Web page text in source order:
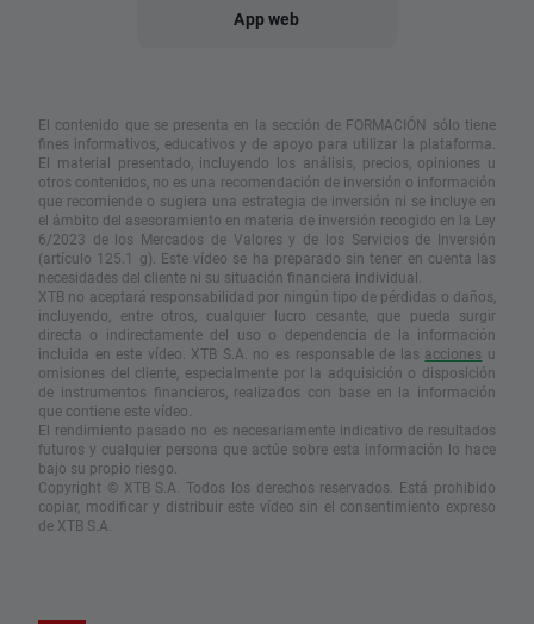
App web
El contenido que se presenta en la sección de FORMACIÓN sólo tiene
fines informativos, educativos y de apoyo para utilizar la plataforma.
El material presentado, incluyendo los análisis, precios, opiniones u
otros contenidos, no es una recomendación de inversión o información
que recomiende o sugiera una estrategia de inversión ni se incluye en
el ámbito del asesoramiento en materia de inversión recogido en la Ley
6/2023 de los Mercados de Valores y de los Servicios de Inversión
(artículo 125.1 g). Este vídeo se ha preparado sin tener en cuenta las
necesidades del cliente ni su situación financiera individual.
XTB no aceptará responsabilidad por ningún tipo de pérdidas o daños,
incluyendo, entre otros, cualquier lucro cesante, que pueda surgir
directa o indirectamente del uso o dependencia de la información
incluida en este vídeo. XTB S.A. no es responsable de las acciones u
omisiones del cliente, especialmente por la adquisición o disposición
de instrumentos financieros, realizados con base en la información
que contiene este vídeo.
El rendimiento pasado no es necesariamente indicativo de resultados
futuros y cualquier persona que actúe sobre esta información lo hace
bajo su propio riesgo.
Copyright © XTB S.A. Todos los derechos reservados. Está prohibido
copiar, modificar y distribuir este vídeo sin el consentimiento expreso
de XTB S.A.